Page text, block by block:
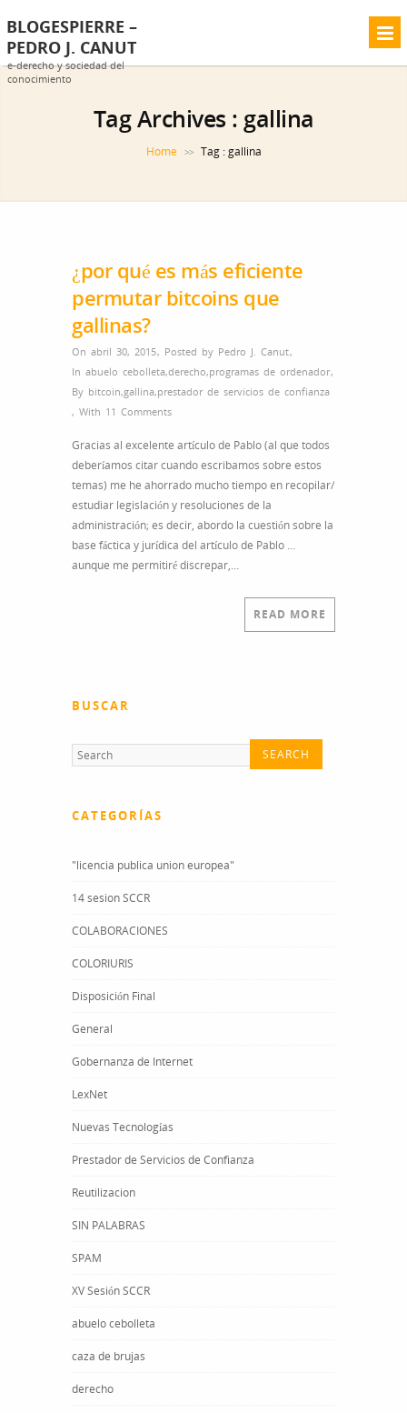
BLOGESPIERRE –
PEDRO J. CANUT
e-derecho y sociedad del
conocimiento
Tag Archives : gallina
Home >> Tag : gallina
¿por qué es más eficiente
permutar bitcoins que
gallinas?
On abril 30, 2015, Posted by Pedro J. Canut,
In abuelo cebolleta,derecho,programas de ordenador,
By bitcoin,gallina,prestador de servicios de confianza
, With 11 Comments
Gracias al excelente artículo de Pablo (al que todos
deberíamos citar cuando escribamos sobre estos
temas) me he ahorrado mucho tiempo en recopilar/
estudiar legislación y resoluciones de la
administración; es decir, abordo la cuestión sobre la
base fáctica y jurídica del artículo de Pablo …
aunque me permitiré discrepar,…
READ MORE
BUSCAR
CATEGORÍAS
"licencia publica union europea"
14 sesion SCCR
COLABORACIONES
COLORIURIS
Disposición Final
General
Gobernanza de Internet
LexNet
Nuevas Tecnologías
Prestador de Servicios de Confianza
Reutilizacion
SIN PALABRAS
SPAM
XV Sesión SCCR
abuelo cebolleta
caza de brujas
derecho